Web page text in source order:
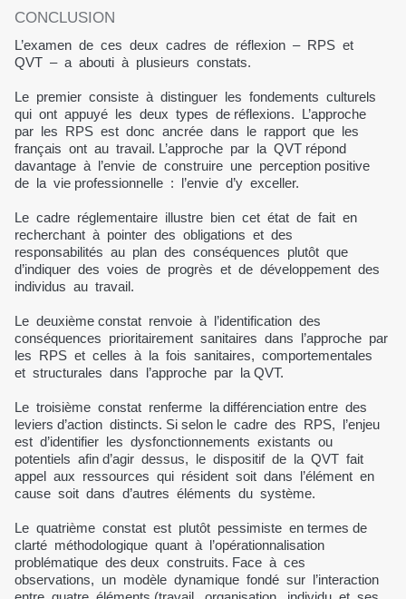
CONCLUSION
L’examen de ces deux cadres de réflexion – RPS et
QVT – a abouti à plusieurs constats.
Le premier consiste à distinguer les fondements culturels
qui ont appuyé les deux types de réflexions. L’approche
par les RPS est donc ancrée dans le rapport que les
français ont au travail. L’approche par la QVT répond
davantage à l’envie de construire une perception positive
de la vie professionnelle : l’envie d’y exceller.
Le cadre réglementaire illustre bien cet état de fait en
recherchant à pointer des obligations et des
responsabilités au plan des conséquences plutôt que
d’indiquer des voies de progrès et de développement des
individus au travail.
Le deuxième constat renvoie à l’identification des
conséquences prioritairement sanitaires dans l’approche par
les RPS et celles à la fois sanitaires, comportementales
et structurales dans l’approche par la QVT.
Le troisième constat renferme la différenciation entre des
leviers d’action distincts. Si selon le cadre des RPS, l’enjeu
est d’identifier les dysfonctionnements existants ou
potentiels afin d’agir dessus, le dispositif de la QVT fait
appel aux ressources qui résident soit dans l’élément en
cause soit dans d’autres éléments du système.
Le quatrième constat est plutôt pessimiste en termes de
clarté méthodologique quant à l’opérationnalisation
problématique des deux construits. Face à ces
observations, un modèle dynamique fondé sur l’interaction